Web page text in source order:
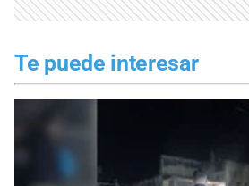
Te puede interesar